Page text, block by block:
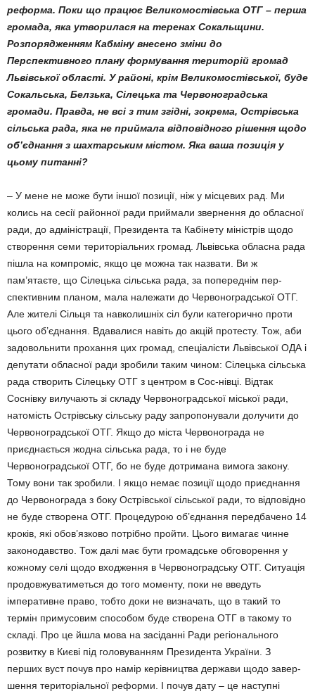
реформа. Поки що працює Великомостівська ОТГ – перша
громада, яка утворилася на теренах Сокальщини.
Розпорядженням Кабміну внесено зміни до
Перспективного плану формування територій громад
Львівської області. У районі, крім Великомостівської, буде
Сокальська, Белзька, Сілецька та Червоно­градська
громади. Правда, не всі з тим згідні, зокрема, Острівська
сільська рада, яка не приймала відповідного рішення щодо
об’єднання з шахтарським містом. Яка ваша позиція у
цьому питанні?
– У мене не може бути іншої позиції, ніж у місцевих рад. Ми
колись на сесії районної ради приймали звернення до обласної
ради, до адміністрації, Президента та Кабінету міністрів щодо
створення семи територіальних громад. Львівська обласна рада
пішла на компроміс, якщо це можна так назвати. Ви ж
пам’ятаєте, що Сілецька сільська рада, за попереднім пер­
спективним планом, мала належати до Черво­ноградської ОТГ.
Але жителі Сільця та навко­лишніх сіл були категорично проти
цього об’єд­нання. Вдавалися навіть до акцій протесту. Тож, аби
задовольнити прохання цих громад, спеціалісти Львівської ОДА і
депутати обласної ради зробили таким чином: Сілецька сільська
рада створить Сілецьку ОТГ з центром в Сос-нівці. Відтак
Соснівку вилучають зі складу Червоноградської міської ради,
натомість Острів­ську сільську раду запропонували долучити до
Червоноградської ОТГ. Якщо до міста Червонограда не
приєднається жодна сільська рада, то і не буде
Червоноградської ОТГ, бо не буде дотримана вимога закону.
Тому вони так зробили. І якщо немає позиції щодо приєд­нання
до Червонограда з боку Острівської сіль­ської ради, то відповідно
не буде створена ОТГ. Процедурою об’єднання передбачено 14
кроків, які обов’язково потрібно пройти. Цього вимагає чинне
законодавство. Тож далі має бути громадське обговорення у
кожному селі щодо входження в Червоноградську ОТГ. Си­туація
продовжуватиметься до того моменту, поки не введуть
імперативне право, тобто доки не визначать, що в такий то
термін примусовим способом буде створена ОТГ в такому то
скла­ді. Про це йшла мова на засіданні Ради регіонального
розвитку в Києві під головува­нням Президента України. З
перших вуст почув про намір керівництва держави щодо завер­
шення територіальної реформи. І почув дату – це наступні